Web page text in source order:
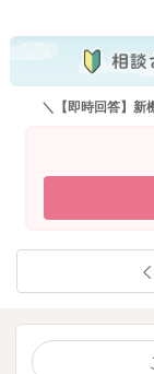
いです。
＼【即時回答】新